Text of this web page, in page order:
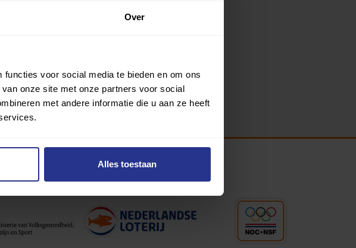
Over
voor social media te bieden en om ons
onze site met onze partners voor social
met andere informatie die u aan ze heeft
Alles toestaan